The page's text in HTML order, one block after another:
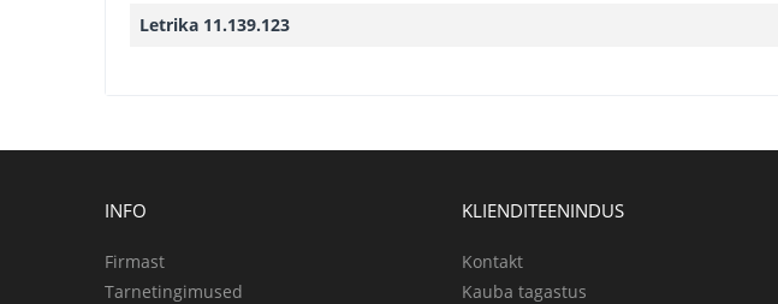
Letrika 11.139.123
INFO
Firmast
Tarnetingimused
KLIENDITEENINDUS
Kontakt
Kauba tagastus